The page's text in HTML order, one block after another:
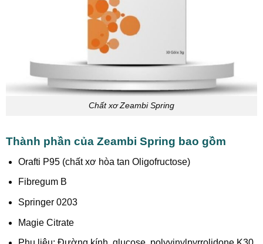
Chất xơ Zeambi Spring
Thành phần của Zeambi Spring bao gồm
Orafti P95 (chất xơ hòa tan Oligofructose)
Fibregum B
Springer 0203
Magie Citrate